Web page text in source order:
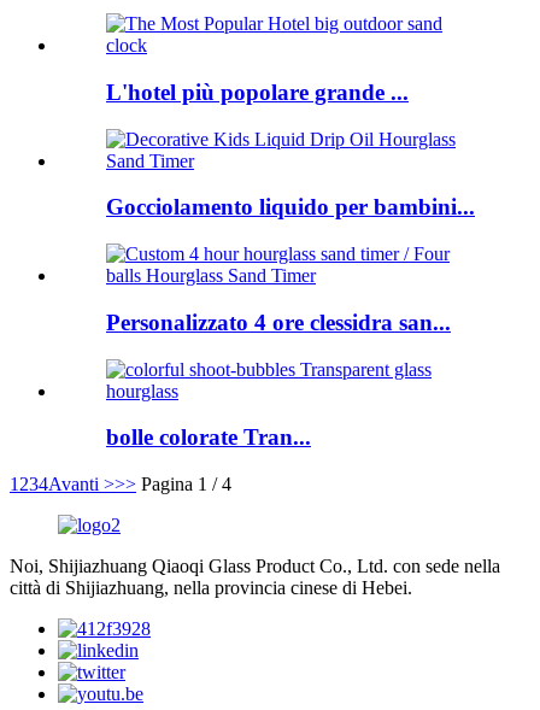
L'hotel più popolare grande ...
Gocciolamento liquido per bambini...
Personalizzato 4 ore clessidra san...
bolle colorate Tran...
1 234Avanti >>> Pagina 1 / 4
Noi, Shijiazhuang Qiaoqi Glass Product Co., Ltd. con sede nella
città di Shijiazhuang, nella provincia cinese di Hebei.